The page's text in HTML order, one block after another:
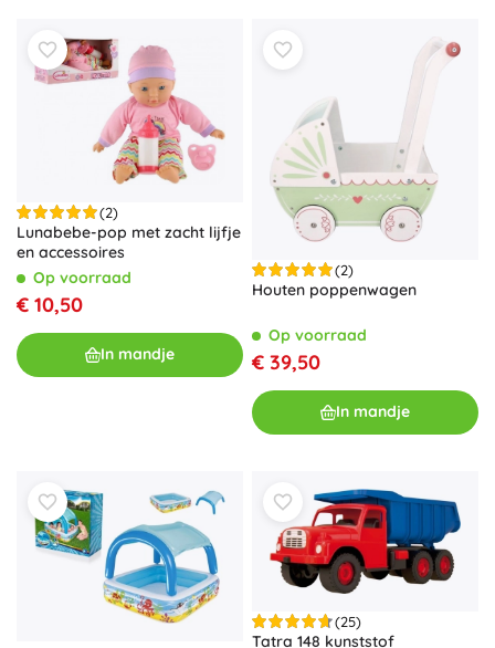
(2)
Lunabebe-pop met zacht lijfje
en accessoires
Op voorraad
€ 10,50
In mandje
(2)
Houten poppenwagen
Op voorraad
€ 39,50
In mandje
(25)
Tatra 148 kunststof